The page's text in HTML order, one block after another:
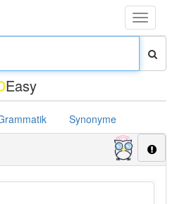
Toggle
Easy
Synonyme